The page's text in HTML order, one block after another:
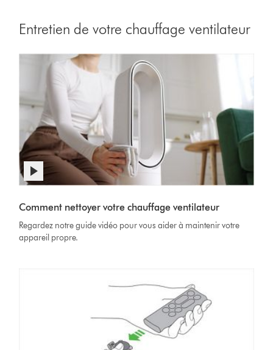
Entretien de votre chauffage ventilateur
Transcript
Afficher
la
de
vidéo
Comment nettoyer votre chauffage ventilateur
Regardez notre guide vidéo pour vous aider à maintenir votre
appareil propre.